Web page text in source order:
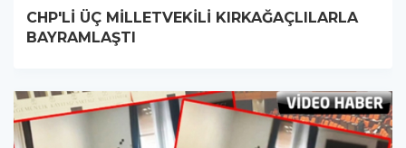
CHP'Lİ ÜÇ MİLLETVEKİLİ KIRKAĞAÇLILARLA
BAYRAMLAŞTI